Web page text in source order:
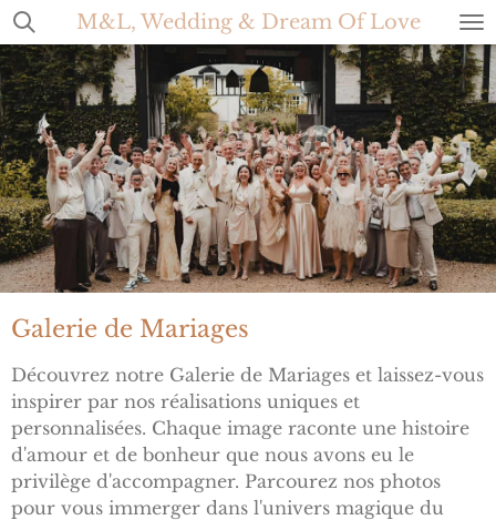
Passer
au
contenu
principal
M&L, Wedding & Dream Of Love
Galerie de Mariages
Découvrez notre Galerie de Mariages et laissez-vous
inspirer par nos réalisations uniques et
personnalisées. Chaque image raconte une histoire
d'amour et de bonheur que nous avons eu le
privilège d'accompagner. Parcourez nos photos
pour vous immerger dans l'univers magique du